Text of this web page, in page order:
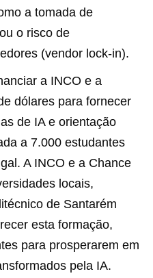
a tomada de
o risco de
(vendor lock-in).
a INCO e a
dólares para fornecer
de IA e orientação
a 7.000 estudantes
A INCO e a Chance
locais,
de Santarém
esta formação,
para prosperarem em
pela IA.